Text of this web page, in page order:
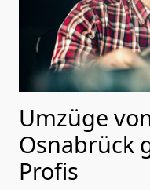
Umzüge
Osnabrück
Profis